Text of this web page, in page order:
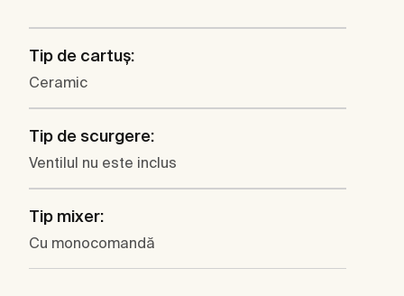
Tip de cartuş:
Ceramic
Tip de scurgere:
Ventilul nu este inclus
Tip mixer:
Cu monocomandă